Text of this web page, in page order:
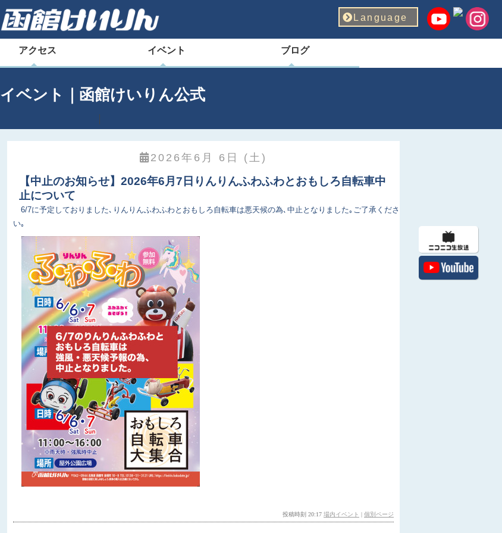
Language
アクセス イベント ブログ
イベント｜函館けいりん公式
2026年6月 6日 (土)
【中止のお知らせ】2026年6月7日りんりんふわふわとおもしろ自転車中
止について
6/7に予定しておりました､りんりんふわふわとおもしろ自転車は悪天候の為､中止となりました｡ご了承くださ
い｡
投稿時刻 20:17 場内イベント | 個別ページ